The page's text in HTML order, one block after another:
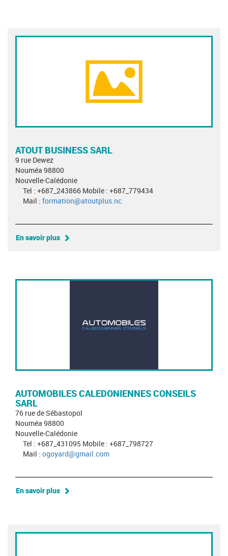
ATOUT BUSINESS SARL
9 rue Dewez
Nouméa 98800
Nouvelle-Calédonie
Tel : +687_243866 Mobile : +687_779434
Mail : formation@atoutplus.nc
En savoir plus
AUTOMOBILES CALEDONIENNES CONSEILS
SARL
76 rue de Sébastopol
Nouméa 98800
Nouvelle-Calédonie
Tel : +687_431095 Mobile : +687_798727
Mail : ogoyard@gmail.com
En savoir plus